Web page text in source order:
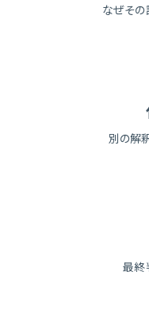
なぜその
別の解
最終